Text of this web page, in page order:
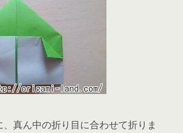
、真ん中の折り目に合わせて折りま